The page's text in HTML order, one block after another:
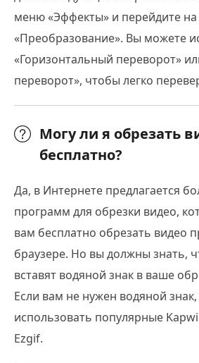
меню «Эффекты» и перейдите на
«Преобразование». Вы можете
«Горизонтальный переворот»
переворот», чтобы легко
Могу ли я обрезать
бесплатно?
Да, в Интернете предлагается
программ для обрезки видео,
вам бесплатно обрезать видео
браузере. Но вы должны знать,
вставят водяной знак в ваше
Если вам не нужен водяной
использовать популярные
Ezgif.